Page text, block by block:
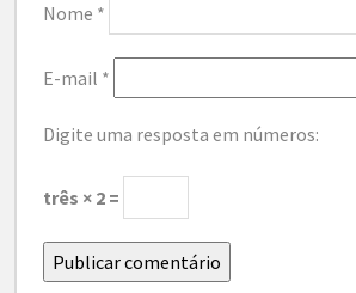
Nome *
E-mail *
Digite uma resposta em números:
três × 2 =